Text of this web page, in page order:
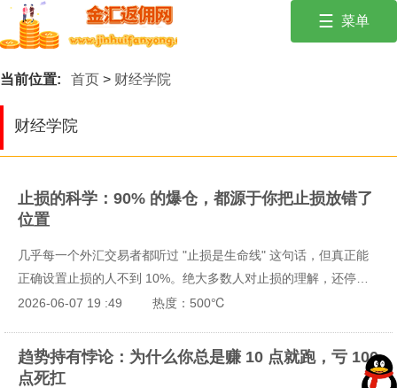
投资有风险，入市需谨慎。保持冷静，遵循风险管理原则！☰ 菜单
动
财经学院
当前位置: 首页 > 财经学院
财经学院
止损的科学：90% 的爆仓，都源于你把止损放错了
位置
几乎每一个外汇交易者都听过 "止损是生命线" 这句话，但真正能
正确设置止损的人不到 10%。绝大多数人对止损的理解，还停留
在 "随便找个位置放一个，防止亏太多" 的层面。于是就出现了这
朝着你预期的方向狂奔；止损设远了，一次错误就亏掉半个月的利
润；更有甚者，觉得止损没用，干脆不设止损，最后在一次极端行
2026-06-07 19 :49 热度：500℃
趋势持有悖论：为什么你总是赚 10 点就跑，亏 100
点死扛